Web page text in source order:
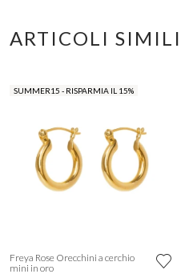
ARTICOLI SIMILI
SUMMER15 - RISPARMIA IL 15%
Freya Rose Orecchini a cerchio
mini in oro